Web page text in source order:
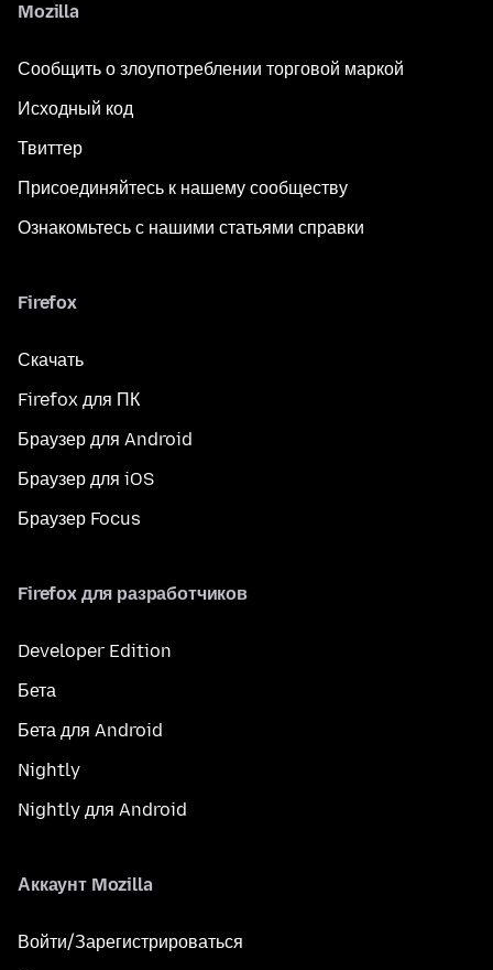
Mozilla
Сообщить о злоупотреблении торговой маркой
Исходный код
Твиттер
Присоединяйтесь к нашему сообществу
Ознакомьтесь с нашими статьями справки
Firefox
Скачать
Firefox для ПК
Браузер для Android
Браузер для iOS
Браузер Focus
Firefox для разработчиков
Developer Edition
Бета
Бета для Android
Nightly
Nightly для Android
Аккаунт Mozilla
Войти/Зарегистрироваться